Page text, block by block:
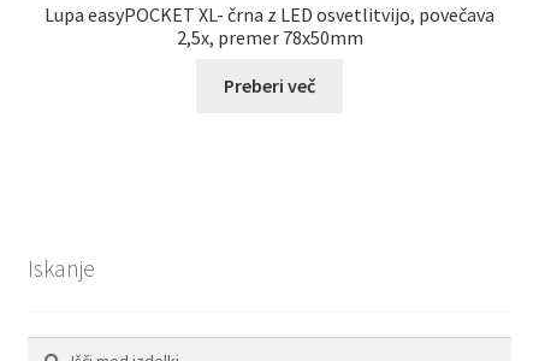
Lupa easyPOCKET XL- črna z LED osvetlitvijo, povečava
2,5x, premer 78x50mm
Preberi več
Iskanje
Išči:
Iskanje